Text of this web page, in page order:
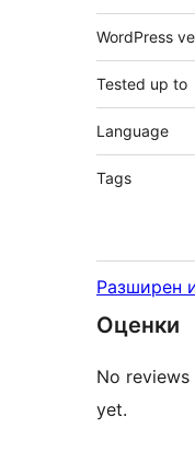
WordPress
Tested up to
Language
Tags
Разширен
Оценки
No
yet.